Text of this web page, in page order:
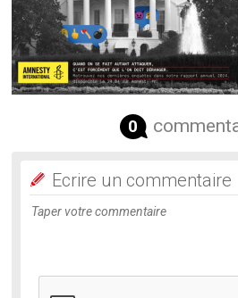
0
Ecrire un commentaire